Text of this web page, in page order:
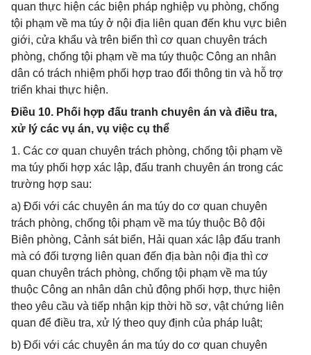
quan thực hiện các biện pháp nghiệp vụ phòng, chống
tội phạm về ma túy ở nội địa liên quan đến khu vực biên
giới, cửa khẩu và trên biển thì cơ quan chuyên trách
phòng, chống tội phạm về ma túy thuộc Công an nhân
dân có trách nhiệm phối hợp trao đổi thông tin và hỗ trợ
triển khai thực hiện.
Điều 10. Phối hợp đấu tranh chuyên án và điều tra,
xử lý các vụ án, vụ việc cụ thể
1. Các cơ quan chuyên trách phòng, chống tội phạm về
ma túy phối hợp xác lập, đấu tranh chuyên án trong các
trường hợp sau:
a) Đối với các chuyên án ma túy do cơ quan chuyên
trách phòng, chống tội phạm về ma túy thuộc Bộ đội
Biên phòng, Cảnh sát biển, Hải quan xác lập đấu tranh
mà có đối tượng liên quan đến địa bàn nội địa thì cơ
quan chuyên trách phòng, chống tội phạm về ma túy
thuộc Công an nhân dân chủ động phối hợp, thực hiện
theo yêu cầu và tiếp nhận kịp thời hồ sơ, vật chứng liên
quan để điều tra, xử lý theo quy định của pháp luật;
b) Đối với các chuyên án ma túy do cơ quan chuyên